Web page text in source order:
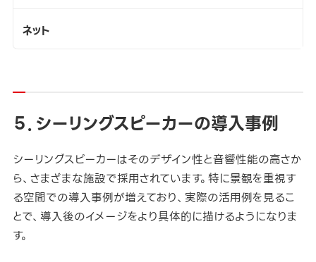
ネット
５．シーリングスピーカーの導入事例
シーリングスピーカーはそのデザイン性と音響性能の高さか
ら、さまざまな施設で採用されています。特に景観を重視す
る空間での導入事例が増えており、実際の活用例を見るこ
とで、導入後のイメージをより具体的に描けるようになりま
す。